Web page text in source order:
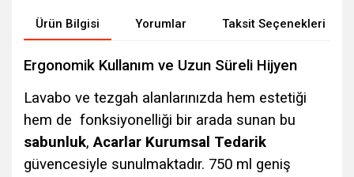
Ürün Bilgisi Yorumlar Taksit Seçenekleri
Ergonomik Kullanım ve Uzun Süreli Hijyen
Lavabo ve tezgah alanlarınızda hem estetiği
hem de fonksiyonelliği bir arada sunan bu
sabunluk,Acarlar Kurumsal Tedarik
güvencesiyle sunulmaktadır. 750 ml geniş